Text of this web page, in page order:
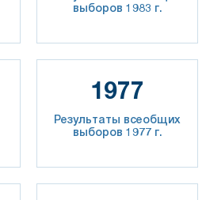
выборов 1983 г.
1977
Результаты всеобщих
выборов 1977 г.